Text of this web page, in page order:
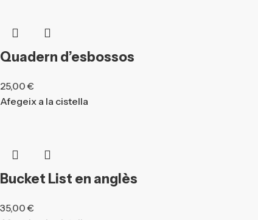
Quadern d’esbossos
25,00€
Afegeix a la cistella
Bucket List en anglès
35,00€